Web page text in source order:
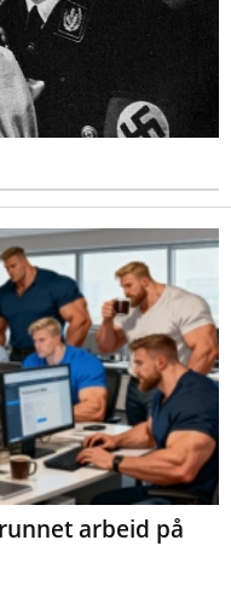
arbeid på